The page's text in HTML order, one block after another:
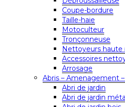
Coupe-bordure
Taille-haie
Motoculteur
Tronçonneuse
Nettoyeurs haute
Accessoires
Arrosage
Abris – Amenagement
Abri de jardin
Abri de jardin